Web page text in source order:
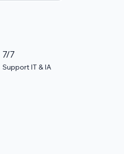
7/7
Support IT & IA